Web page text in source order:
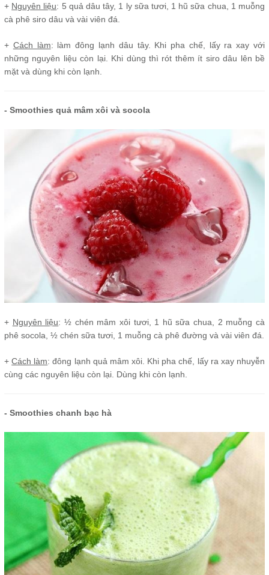
+ Nguyên liệu: 5 quả dâu tây, 1 ly sữa tươi, 1 hũ sữa chua, 1 muỗng
cà phê siro dâu và vài viên đá.
+ Cách làm: làm đông lạnh dâu tây. Khi pha chế, lấy ra xay với
những nguyên liệu còn lại. Khi dùng thì rót thêm ít siro dâu lên bề
mặt và dùng khi còn lạnh.
- Smoothies quả mâm xôi và socola
+ Nguyên liệu: ½ chén mâm xôi tươi, 1 hũ sữa chua, 2 muỗng cà
phê socola, ½ chén sữa tươi, 1 muỗng cà phê đường và vài viên đá.
+Cách làm: đông lạnh quả mâm xôi. Khi pha chế, lấy ra xay nhuyễn
cùng các nguyên liệu còn lại. Dùng khi còn lạnh.
- Smoothies chanh bạc hà